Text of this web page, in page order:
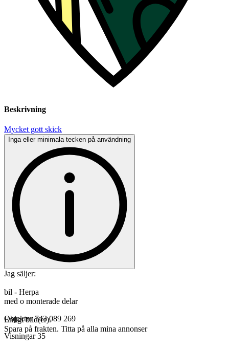
Beskrivning
Mycket gott skick
Inga eller minimala tecken på användning
Jag säljer:
bil - Herpa
med o monterade delar
Enligt bild(er).
Spara på frakten. Titta på alla mina annonser
Objektnr 743 089 269
Visningar 35